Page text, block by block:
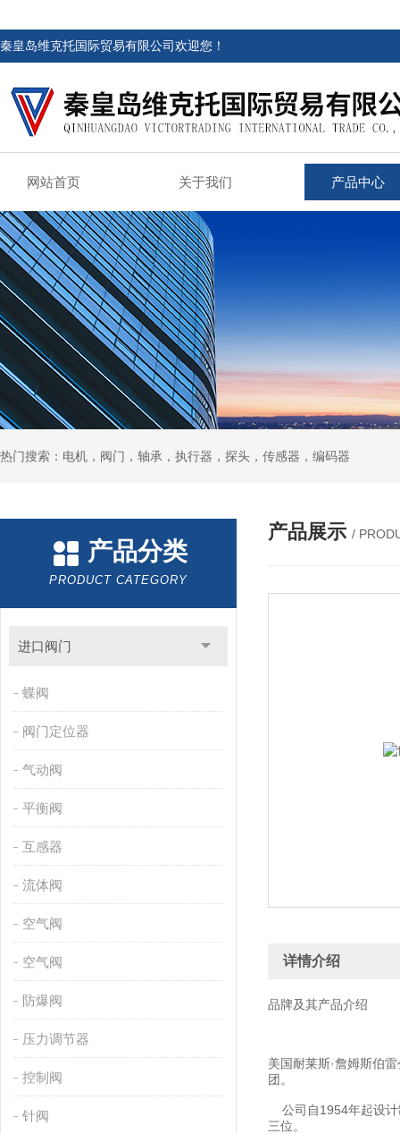
秦皇岛维克托国际贸易有限公司欢迎您！
网站首页 关于我们 产品中心
热门搜索：电机，阀门，轴承，执行器，探头，传感器，编码器
产品分类
PRODUCT CATEGORY
进口阀门
蝶阀
阀门定位器
气动阀
平衡阀
互感器
流体阀
空气阀
空气阀
防爆阀
压力调节器
控制阀
针阀
产品展示 /
详情介绍
品牌及其产品介绍
美国耐莱斯·詹姆斯伯
团。
公司自1954年起设计
三位。